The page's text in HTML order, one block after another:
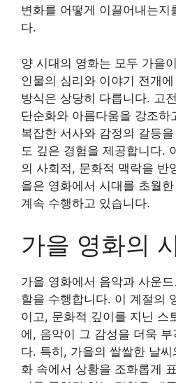
변화를 어떻게 이끌어내는지
다.
양 시대의 영화는 모두 가을
인물의 심리와 이야기 전개
방식은 상당히 다릅니다. 고
단순화와 아름다움을 강조하
복잡한 서사와 감정의 갈등
도 깊은 경험을 제공합니다.
의 사회적, 문화적 맥락을 반
을은 영화에서 시대를 초월
계속 수행하고 있습니다.
가을 영화의
가을 영화에서 음악과 사운
할을 수행합니다. 이 계절의
이고, 문화적 깊이를 지닌 스
에, 음악이 그 감성을 더욱
다. 특히, 가을의 쌀쌀한 날
화 속에서 상황을 조화롭게